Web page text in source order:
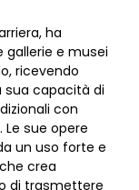
ha
gallerie e musei
ricevendo
sua capacità di
con
sue opere
un uso forte e
crea
di trasmettere